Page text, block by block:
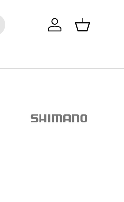
Einloggen